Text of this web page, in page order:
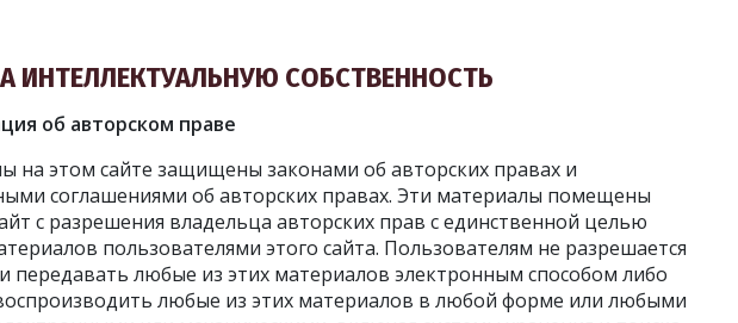
ИНТЕЛЛЕКТУАЛЬНУЮ СОБСТВЕННОСТЬ
об авторском праве
на этом сайте защищены законами об авторских правах и
соглашениями об авторских правах. Эти материалы помещены
с разрешения владельца авторских прав с единственной целью
пользователями этого сайта. Пользователям не разрешается
передавать любые из этих материалов электронным способом либо
любые из этих материалов в любой форме или любыми